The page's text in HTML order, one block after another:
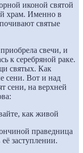
иконой святой
храм. Именно в
святые
свечи, и
к серебряной раке.
святых. Как
сени. Вот и над
сени, на верхней
праведница
заступлении.